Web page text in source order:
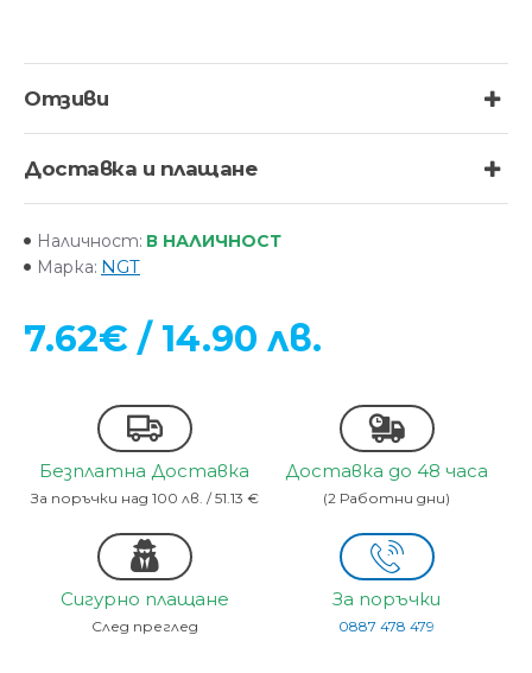
Отзиви
Доставка и плащане
Наличност: В НАЛИЧНОСТ
Марка: NGT
7.62€ / 14.90 лв.
Безплатна Доставка
За поръчки над 100 лв. / 51.13 €
Доставка до 48 часа
(2 Работни дни)
Сигурно плащане
След преглед
За поръчки
0887 478 479